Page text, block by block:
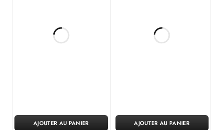
AJOUTER AU PANIER AJOUTER AU PANIER